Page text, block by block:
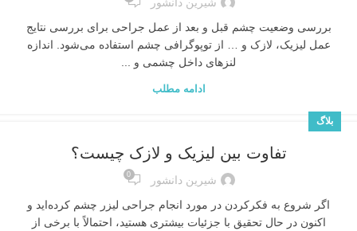
بررسی وضعیت چشم قبل و بعد از عمل جراحی برای بررسی نتایج
عمل لیزیک، لازک و … از توپوگرافی چشم استفاده می‌شود. اندازه
لنزهای داخل چشمی و ...
ادامه مطلب
بلاگ
تفاوت بین لیزیک و لازک چیست؟
شیرین دانشور 0
اگر شروع به فکرکردن در مورد انجام جراحی لیزر چشم کرده‌اید و
اکنون در حال تحقیق با جزئیات بیشتری هستید، احتمالاً با برخی از